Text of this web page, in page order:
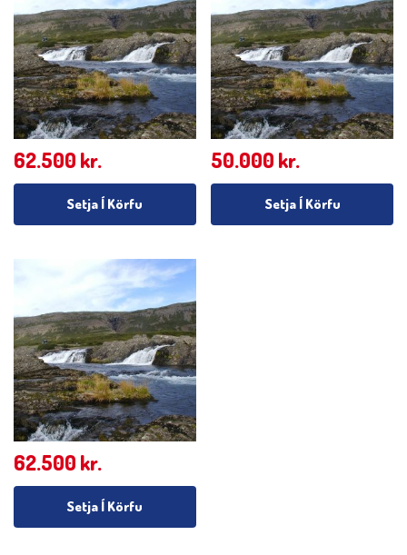
62.500 kr.
Setja Í Körfu
50.000 kr.
Setja Í Körfu
62.500 kr.
Setja Í Körfu